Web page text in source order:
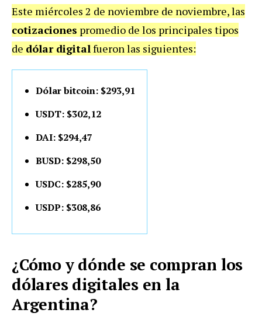
Este miércoles 2 de noviembre de noviembre, las
cotizaciones promedio de los principales tipos
de dólar digitalfueron las siguientes:
Dólar bitcoin: $293,91
USDT: $302,12
DAI: $294,47
BUSD: $298,50
USDC: $285,90
USDP: $308,86
¿Cómo y dónde se compran los
dólares digitales en la
Argentina?